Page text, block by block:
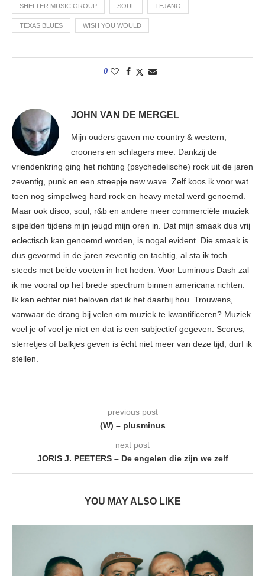
SHELTER MUSIC GROUP SOUL TEJANO
TEXAS BLUES WISH YOU WOULD
0
JOHN VAN DE MERGEL
Mijn ouders gaven me country & western,
crooners en schlagers mee. Dankzij de
vriendenkring ging het richting (psychedelische) rock uit de jaren
zeventig, punk en een streepje new wave. Zelf koos ik voor wat
toen nog simpelweg hard rock en heavy metal werd genoemd.
Maar ook disco, soul, r&b en andere meer commerciële muziek
sijpelden tijdens mijn jeugd mijn oren in. Dat mijn smaak dus vrij
eclectisch kan genoemd worden, is nogal evident. Die smaak is
dus gevormd in de jaren zeventig en tachtig, al sta ik toch
steeds met beide voeten in het heden. Voor Luminous Dash zal
ik me vooral op het brede spectrum binnen americana richten.
Ik kan echter niet beloven dat ik het daarbij hou. Trouwens,
vanwaar de drang bij velen om muziek te kwantificeren? Muziek
voel je of voel je niet en dat is een subjectief gegeven. Scores,
sterretjes of balkjes geven is écht niet meer van deze tijd, durf ik
stellen.
previous post
(W) – plusminus
next post
JORIS J. PEETERS – De engelen die zijn we zelf
YOU MAY ALSO LIKE